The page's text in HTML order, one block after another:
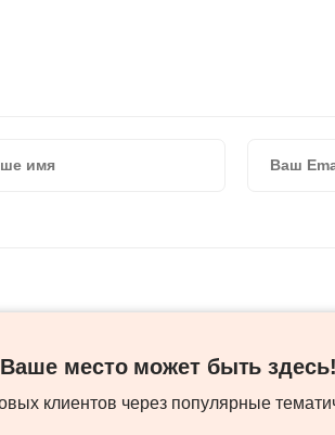
Ваше место может быть здесь! ​
клиентов через популярные